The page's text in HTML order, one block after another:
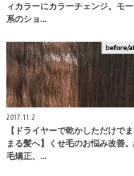
ィカラーにカラーチェンジ。モ
系のショ…
before/
2017.11.2
【ドライヤーで乾かしただけでま
まる髪へ】くせ毛のお悩み改善
毛矯正、…